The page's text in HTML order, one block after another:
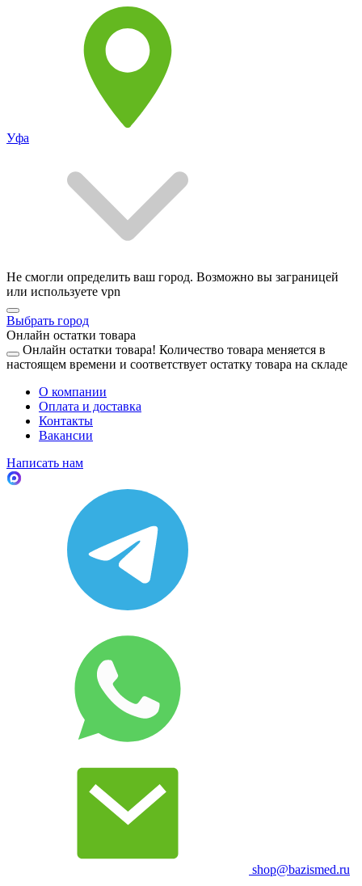
Уфа
Не смогли определить ваш город. Возможно вы заграницей
или используете vpn
Выбрать город
Онлайн остатки товара
Онлайн остатки товара! Количество товара меняется в
настоящем времени и соответствует остатку товара на складе
О компании
Оплата и доставка
Контакты
Вакансии
Написать нам
shop@bazismed.ru